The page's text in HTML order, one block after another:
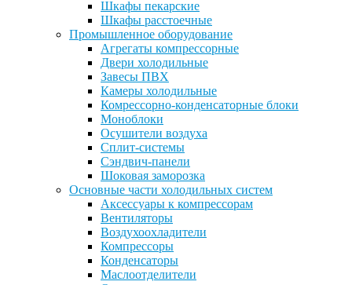
Шкафы пекарские
Шкафы расстоечные
Промышленное оборудование
Агрегаты компрессорные
Двери холодильные
Завесы ПВХ
Камеры холодильные
Комрессорно-конденсаторные блоки
Моноблоки
Осушители воздуха
Сплит-системы
Сэндвич-панели
Шоковая заморозка
Основные части холодильных систем
Аксессуары к компрессорам
Вентиляторы
Воздухоохладители
Компрессоры
Конденсаторы
Маслоотделители